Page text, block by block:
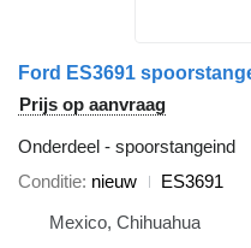
Ford ES3691
Prijs op aanvraag
Onderdeel - spoorstangeind
Conditie nieuw
ES3691
Mexico, Chihuahua